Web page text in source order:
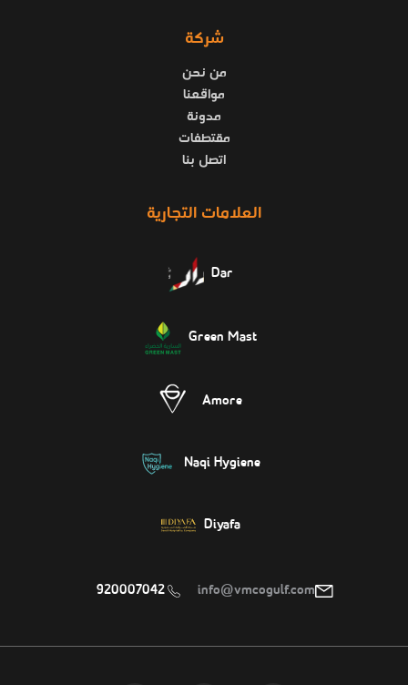
شركة
من نحن
مواقعنا
مدونة
مقتطفات
اتصل بنا
العلامات التجارية
Dar
Green Mast
Amore
Naqi Hygiene
Diyafa
info@vmcogulf.com
920007042